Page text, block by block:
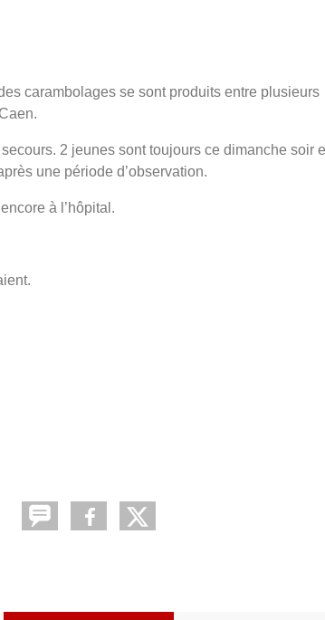
carambolages se sont produits entre plusieurs
2 jeunes sont toujours ce dimanche soir
une période d’observation.
à l’hôpital.